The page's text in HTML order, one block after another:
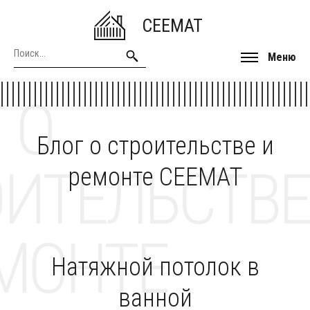
CEEMAT
Меню
Блог о строительстве и
ремонте CEEMAT
О
Натяжной потолок в
ванной